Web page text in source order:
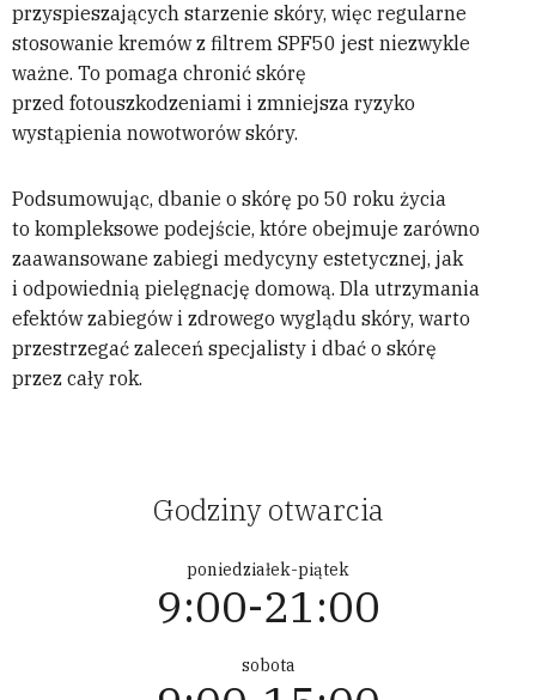
przyspieszających starzenie skóry, więc regularne
stosowanie kremów z filtrem SPF50 jest niezwykle
ważne. To pomaga chronić skórę
przed fotouszkodzeniami i zmniejsza ryzyko
wystąpienia nowotworów skóry.
Podsumowując, dbanie o skórę po 50 roku życia
to kompleksowe podejście, które obejmuje zarówno
zaawansowane zabiegi medycyny estetycznej, jak
i odpowiednią pielęgnację domową. Dla utrzymania
efektów zabiegów i zdrowego wyglądu skóry, warto
przestrzegać zaleceń specjalisty i dbać o skórę
przez cały rok.
Godziny otwarcia
poniedziałek-piątek
9:00-21:00
sobota